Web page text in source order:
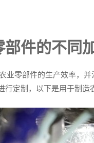
部件的不同
业零部件的生产效率，
行定制，以下是用于制造